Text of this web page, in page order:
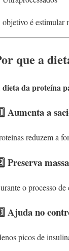
objetivo é estimular
que a
dieta da proteína
Aumenta a
reduzem a
Preserva
o processo de
Ajuda no
picos de